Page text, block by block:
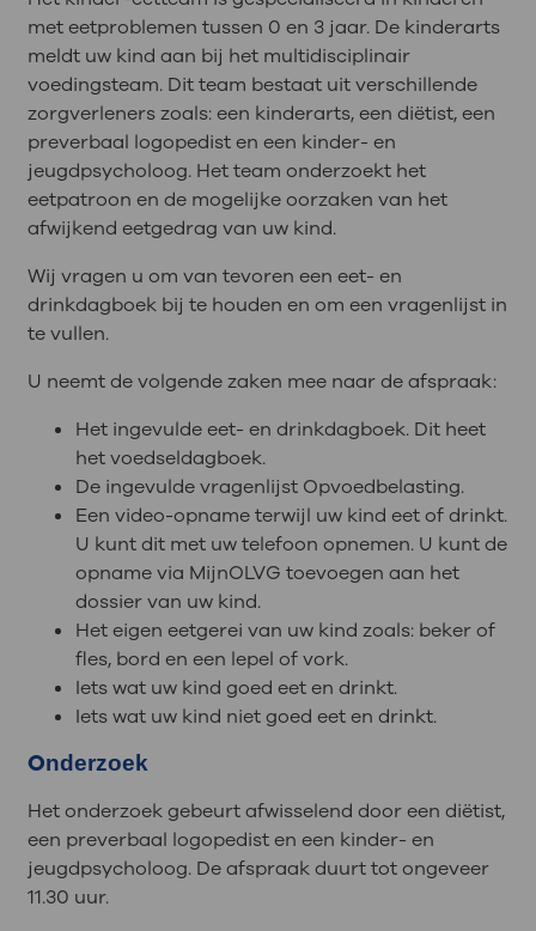
met eetproblemen tussen 0 en 3 jaar. De kinderarts
meldt uw kind aan bij het multidisciplinair
voedingsteam. Dit team bestaat uit verschillende
zorgverleners zoals: een kinderarts, een diëtist, een
preverbaal logopedist en een kinder- en
jeugdpsycholoog. Het team onderzoekt het
eetpatroon en de mogelijke oorzaken van het
afwijkend eetgedrag van uw kind.
Wij vragen u om van tevoren een eet- en
drinkdagboek bij te houden en om een vragenlijst in
te vullen.
U neemt de volgende zaken mee naar de afspraak:
Het ingevulde eet- en drinkdagboek. Dit heet
het voedseldagboek.
De ingevulde vragenlijst Opvoedbelasting.
Een video-opname terwijl uw kind eet of drinkt.
U kunt dit met uw telefoon opnemen. U kunt de
opname via MijnOLVG toevoegen aan het
dossier van uw kind.
Het eigen eetgerei van uw kind zoals: beker of
fles, bord en een lepel of vork.
Iets wat uw kind goed eet en drinkt.
Iets wat uw kind niet goed eet en drinkt.
Onderzoek
Het onderzoek gebeurt afwisselend door een diëtist,
een preverbaal logopedist en een kinder- en
jeugdpsycholoog. De afspraak duurt tot ongeveer
11.30 uur.